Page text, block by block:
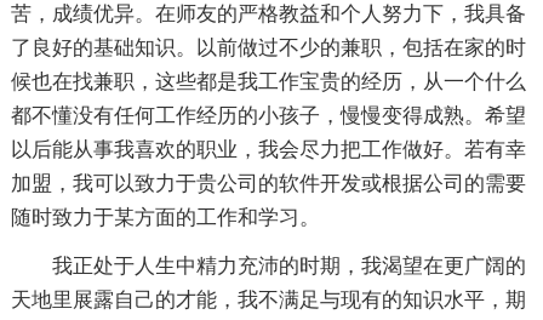
苦，成绩优异。在师友的严格教益和个人努力下，我具备
了良好的基础知识。以前做过不少的兼职，包括在家的时
候也在找兼职，这些都是我工作宝贵的经历，从一个什么
都不懂没有任何工作经历的小孩子，慢慢变得成熟。希望
以后能从事我喜欢的职业，我会尽力把工作做好。若有幸
加盟，我可以致力于贵公司的软件开发或根据公司的需要
随时致力于某方面的工作和学习。
我正处于人生中精力充沛的时期，我渴望在更广阔的
天地里展露自己的才能，我不满足与现有的知识水平，期